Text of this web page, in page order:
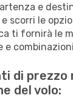
e
scorri le
ti fornirà le
e
di prezzo
del volo: